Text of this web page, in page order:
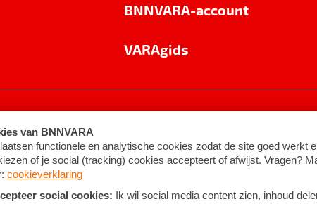
BNNVARA-account
VARAgids
Algemene voorwaarden ©2026BNNVARA